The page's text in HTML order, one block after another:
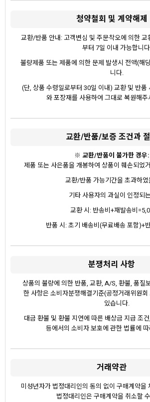
청약철회 및 계약해제
교환/반품 안내: 고객변심 및 주문착오에 의한
부터 7일 이내 가능합니
불량제품 또는 제품에 의한 문제 발생시 전액(해
니다.
(단, 상품 수령일로부터 30일 이내) 교환 및 반품
와 포장재를 사용하여 그대로 복원해
교환/반품/보증 조건과
※ 교환/반품이 불가한 경우:
제품 또는 사은품을 개봉하여 상품이 훼손되었
교환/반품 가능기간을 초과하였
기타 사용자의 과실이 인정되
교환 시: 반송비+재발송비
반품 시: 초기 배송비(무료배송 포함)+
분쟁처리 사항
상품의 불량에 의한 반품, 교환, A/S, 환불, 품질
한 사항은 소비자분쟁해결기준(공정거래위원
있습니다.
대금 환불 및 환불 지연에 따른 배상금 지급 조
등에서의 소비자 보호에 관한 법률에
거래약관
미성년자가 법정대리인의 동의 없이 구매계약을
법정대리인은 구매계약을 취소할